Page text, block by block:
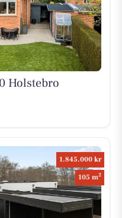
Holstebro
1.845.000 kr
105 m2